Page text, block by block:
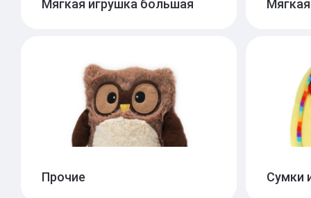
Мягкая игрушка большая
Прочие Сумки